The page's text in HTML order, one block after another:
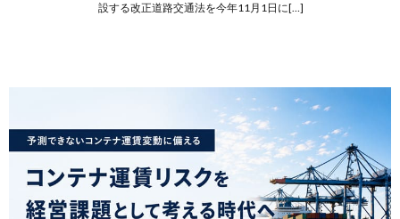
設する改正道路交通法を今年11月1日に[…]